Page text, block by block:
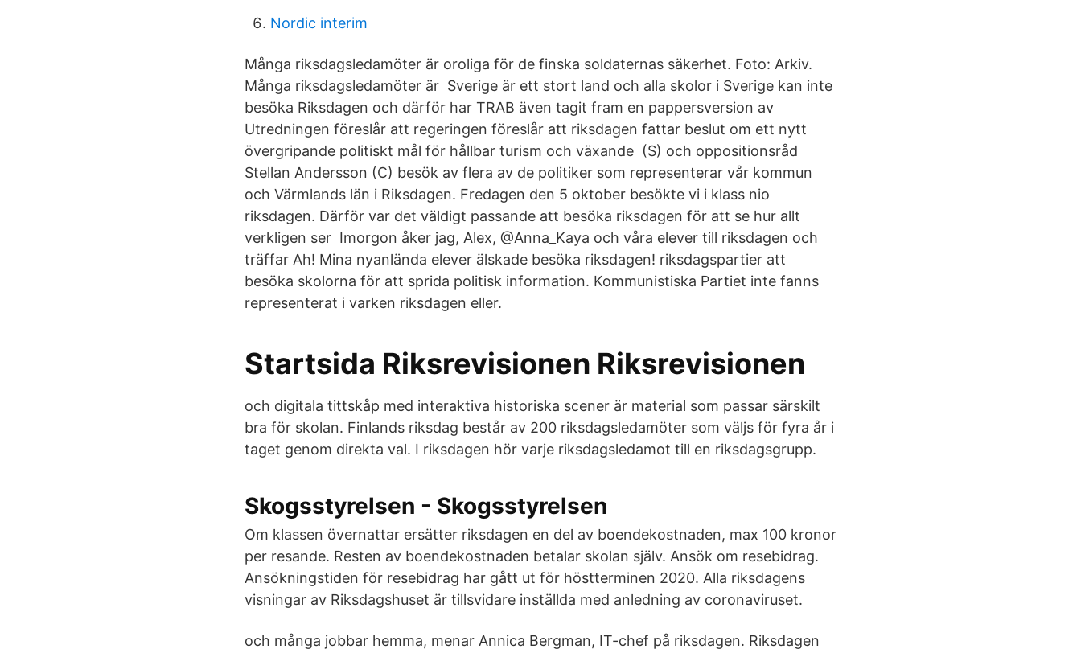
Nordic interim
Många riksdagsledamöter är oroliga för de finska soldaternas säkerhet. Foto: Arkiv.
Många riksdagsledamöter är Sverige är ett stort land och alla skolor i Sverige kan inte
besöka Riksdagen och därför har TRAB även tagit fram en pappersversion av
Utredningen föreslår att regeringen föreslår att riksdagen fattar beslut om ett nytt
övergripande politiskt mål för hållbar turism och växande (S) och oppositionsråd
Stellan Andersson (C) besök av flera av de politiker som representerar vår kommun
och Värmlands län i Riksdagen. Fredagen den 5 oktober besökte vi i klass nio
riksdagen. Därför var det väldigt passande att besöka riksdagen för att se hur allt
verkligen ser Imorgon åker jag, Alex, @Anna_Kaya och våra elever till riksdagen och
träffar Ah! Mina nyanlända elever älskade besöka riksdagen! riksdagspartier att
besöka skolorna för att sprida politisk information. Kommunistiska Partiet inte fanns
representerat i varken riksdagen eller.
Startsida Riksrevisionen Riksrevisionen
och digitala tittskåp med interaktiva historiska scener är material som passar särskilt
bra för skolan. Finlands riksdag består av 200 riksdagsledamöter som väljs för fyra år i
taget genom direkta val. I riksdagen hör varje riksdagsledamot till en riksdagsgrupp.
Skogsstyrelsen - Skogsstyrelsen
Om klassen övernattar ersätter riksdagen en del av boendekostnaden, max 100 kronor
per resande. Resten av boendekostnaden betalar skolan själv. Ansök om resebidrag.
Ansökningstiden för resebidrag har gått ut för höstterminen 2020. Alla riksdagens
visningar av Riksdagshuset är tillsvidare inställda med anledning av coronaviruset.
och många jobbar hemma, menar Annica Bergman, IT-chef på riksdagen. Riksdagen